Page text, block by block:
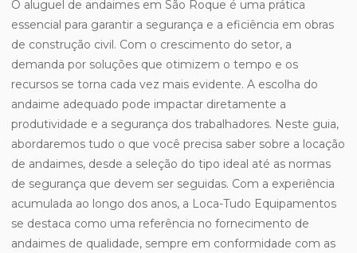
O aluguel de andaimes em São Roque é uma prática
essencial para garantir a segurança e a eficiência em obras
de construção civil. Com o crescimento do setor, a
demanda por soluções que otimizem o tempo e os
recursos se torna cada vez mais evidente. A escolha do
andaime adequado pode impactar diretamente a
produtividade e a segurança dos trabalhadores. Neste guia,
abordaremos tudo o que você precisa saber sobre a locação
de andaimes, desde a seleção do tipo ideal até as normas
de segurança que devem ser seguidas. Com a experiência
acumulada ao longo dos anos, a Loca-Tudo Equipamentos
se destaca como uma referência no fornecimento de
andaimes de qualidade, sempre em conformidade com as